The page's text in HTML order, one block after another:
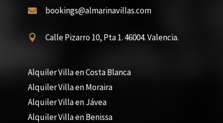
 bookings@almarinavillas.com
 Calle Pizarro 10, Pta 1. 46004. Valencia.
Alquiler Villa en Costa Blanca
Alquiler Villa en Moraira
Alquiler Villa en Jávea
Alquiler Villa en Benissa